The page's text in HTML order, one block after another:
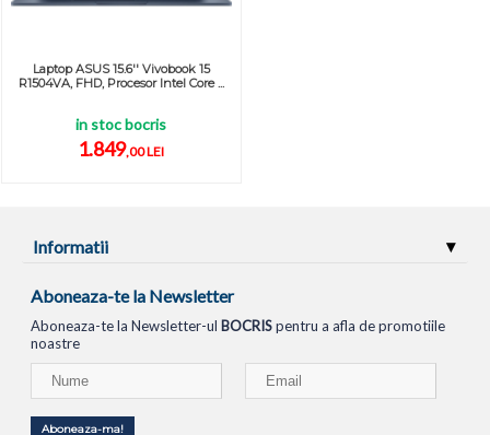
Laptop ASUS 15.6'' Vivobook 15
R1504VA, FHD, Procesor Intel Core ...
in stoc bocris
1.849,00 LEI
Informatii
Aboneaza-te la Newsletter
Aboneaza-te la Newsletter-ul BOCRISpentru a afla de promotiile
noastre
Aboneaza-ma!